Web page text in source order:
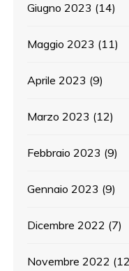
Giugno 2023 (14)
Maggio 2023 (11)
Aprile 2023 (9)
Marzo 2023 (12)
Febbraio 2023 (9)
Gennaio 2023 (9)
Dicembre 2022 (7)
Novembre 2022